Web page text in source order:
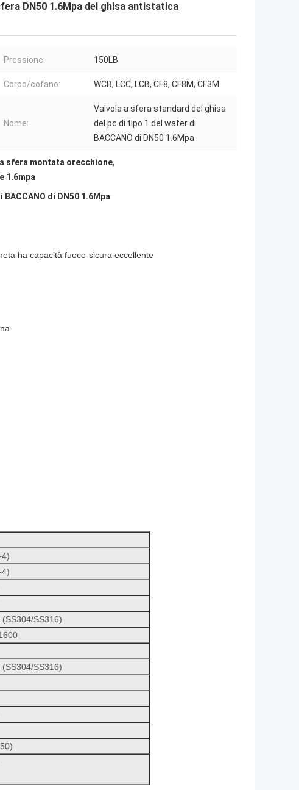
DN50 1.6Mpa del ghisa antistatica
Pressione: 150LB
Corpo/cofano: WCB, LCC, LCB, CF8, CF8M, CF3M
Nome:
Valvola a sfera standard del ghisa
del pc di tipo 1 del wafer di
BACCANO di DN50 1.6Mpa
sfera montata orecchione,
1.6mpa
di DN50 1.6Mpa
ha capacità fuoco-sicura eccellente
4)
SS316)
SS316)